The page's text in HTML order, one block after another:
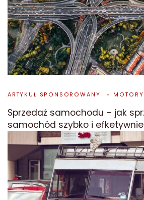
ARTYKUŁ SPONSOROWANY
Sprzedaż samochodu – jak
samochód szybko i